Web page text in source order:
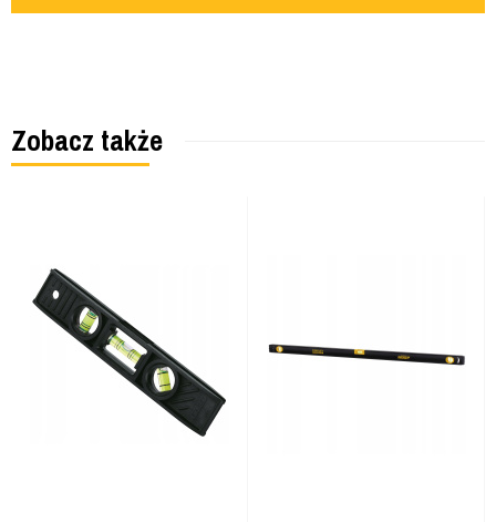
Zobacz także